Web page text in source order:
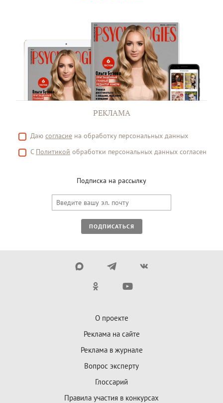
РЕКЛАМА
Даю согласие на обработку персональных данных
С Политикой обработки персональных данных согласен
Подписка на рассылку
ПОДПИСАТЬСЯ
О проекте
Реклама на сайте
Реклама в журнале
Вопрос эксперту
Глоссарий
Правила участия в конкурсах